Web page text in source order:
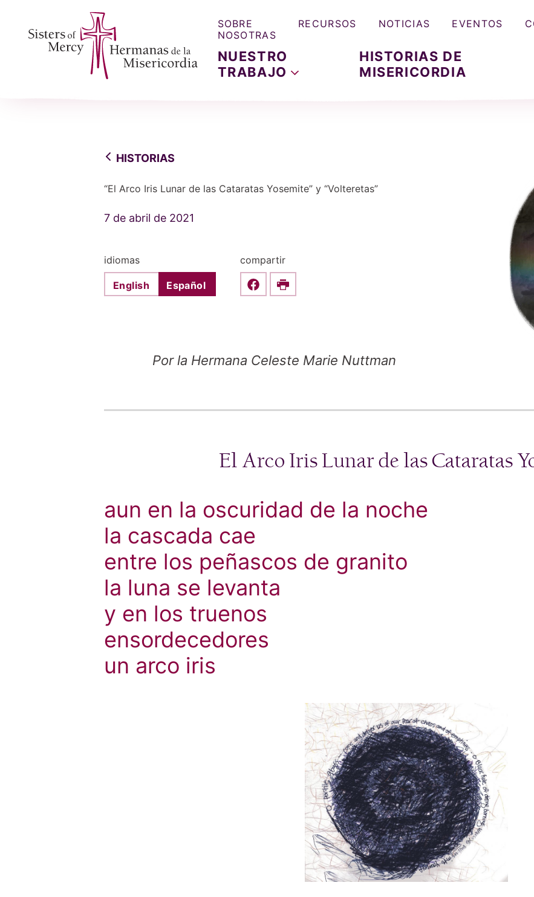
NUESTRO
TRABAJO
HISTORIAS DE
MISERICORDIA
SOBRE
NOSOTRAS
RECURSOS NOTICIAS EVENTOS
HISTORIAS
“El Arco Iris Lunar de las Cataratas Yosemite” y “Volteretas”
7 de abril de 2021
idiomas
English Español
compartir
Share this on Facebook
Print
Por la Hermana Celeste Marie Nuttman
El Arco Iris Lunar de las Cataratas
aun en la oscuridad de la noche
la cascada cae
entre los peñascos de granito
la luna se levanta
y en los truenos
ensordecedores
un arco iris